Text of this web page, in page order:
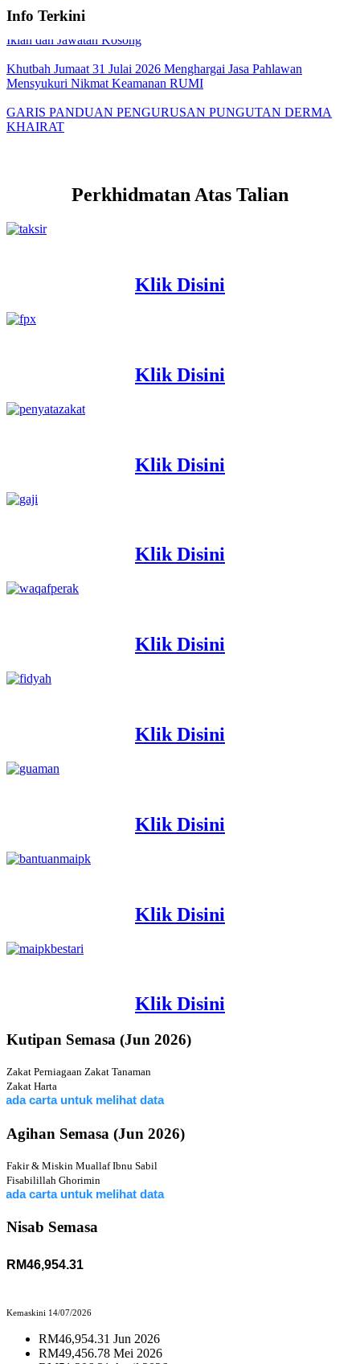
Info Terkini
Mensyukuri Nikmat Keamanan RUMI
KHAIRAT
Perkhidmatan Atas Talian
Klik Disini
Klik Disini
Klik Disini
Klik Disini
Klik Disini
Klik Disini
Klik Disini
Klik Disini
Klik Disini
Kutipan Semasa (Jun 2026)
Zakat Perniagaan Zakat Tanaman
Zakat Harta
untuk melihat data
Agihan Semasa (Jun 2026)
Fakir & Miskin MuallafIbnu Sabil
Fisabilillah Ghorimin
untuk melihat data
Nisab Semasa
RM46,954.31
Kemaskini 14/07/2026
RM46,954.31 Jun 2026
RM49,456.78 Mei 2026